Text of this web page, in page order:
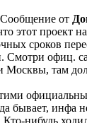
Сообщение от
этот проект
сроков
Смотри офиц.
Москвы, там
бывает, инфа
нибудь